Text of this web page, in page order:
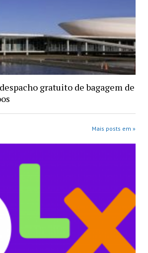
gratuito de bagagem de
Mais posts em »